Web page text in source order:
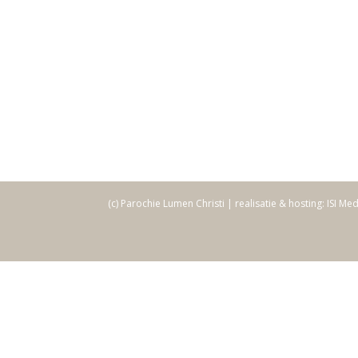
(c) Parochie Lumen Christi | realisatie & hosting: ISI